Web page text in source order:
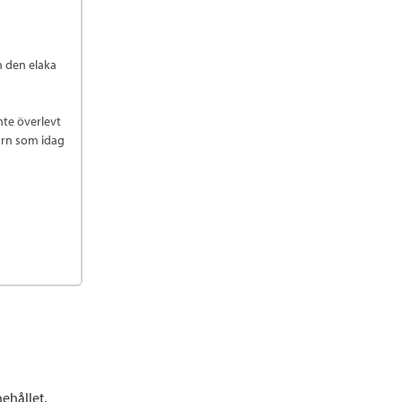
den elaka
överlevt
som idag